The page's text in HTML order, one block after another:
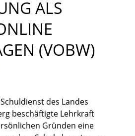
ALS
(VOBW)
des Landes
beschäftigte Lehrkraft
Gründen eine